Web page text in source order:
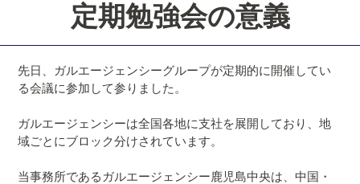
定期勉強会の意義
先日、ガルエージェンシーグループが定期的に開催してい
る会議に参加して参りました。
ガルエージェンシーは全国各地に支社を展開しており、地
域ごとにブロック分けされています。
当事務所である ガルエージェンシー鹿児島中央は、中国・